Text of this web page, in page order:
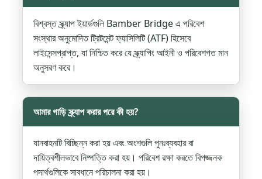
বিশ্বস্ত স্ক্র্যাপ ইয়ার্ডগুলি Bamber Bridge এ পরিবেশ
সংস্থার অনুমোদিত ট্রিটমেন্ট ফ্যাসিলিটি (ATF) হিসেবে
লাইসেন্সপ্রাপ্ত, যা নিশ্চিত করে যে স্ক্র্যাপিং আইনী ও পরিবেশগত মান
অনুসরণ করে।
আমার গাড়ি স্ক্র্যাপ করার পরে কী হয়?
যানবাহনটি বিচ্ছিন্ন করা হয় এবং অংশগুলি পুনঃব্যবহার বা
দায়িত্বশীলভাবে নিষ্পত্তি করা হয়। পরিবেশ রক্ষা করতে বিপজ্জনক
পদার্থগুলিকে সাবধানে পরিচালনা করা হয়।